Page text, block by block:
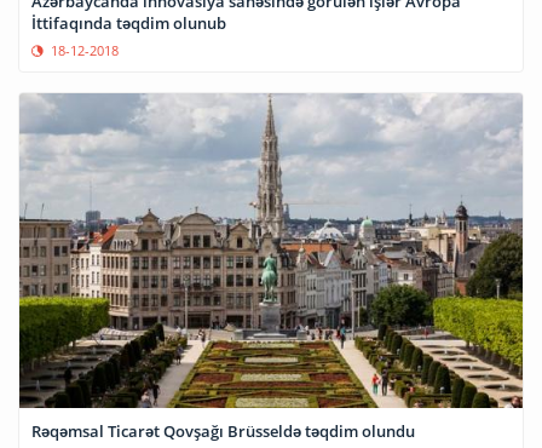
İttifaqında təqdim olunub
18-12-2018
Rəqəmsal Ticarət Qovşağı Brüsseldə təqdim olundu